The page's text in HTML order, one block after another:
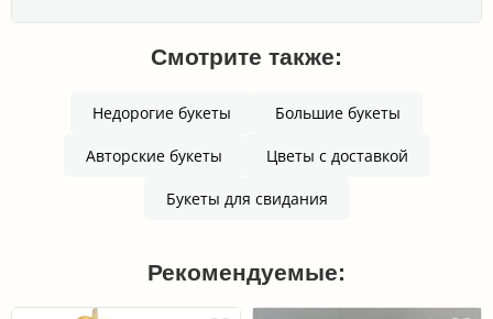
Смотрите также:
Недорогие букеты Большие букеты
Авторские букеты Цветы с доставкой
Букеты для свидания
Рекомендуемые: